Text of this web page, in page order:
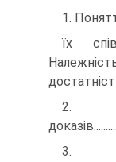
1.
їх
2.
3.